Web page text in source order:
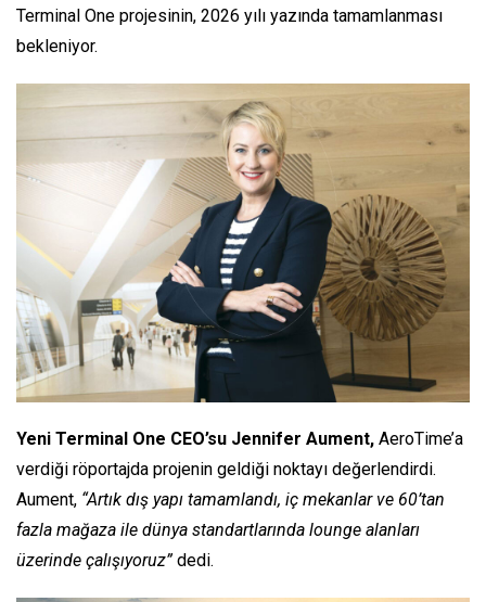
Terminal One projesinin, 2026 yılı yazında tamamlanması
bekleniyor.
Yeni Terminal One CEO’su Jennifer Aument, AeroTime’a
verdiği röportajda projenin geldiği noktayı değerlendirdi.
Aument, “Artık dış yapı tamamlandı, iç mekanlar ve 60’tan
fazla mağaza ile dünya standartlarında lounge alanları
üzerinde çalışıyoruz”dedi.